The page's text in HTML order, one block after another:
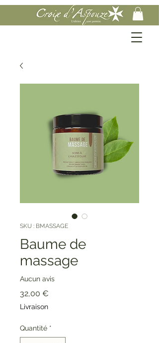
SKU : BMASSAGE
Baume de
massage
Aucun avis
32,00 €
Livraison
Quantité *